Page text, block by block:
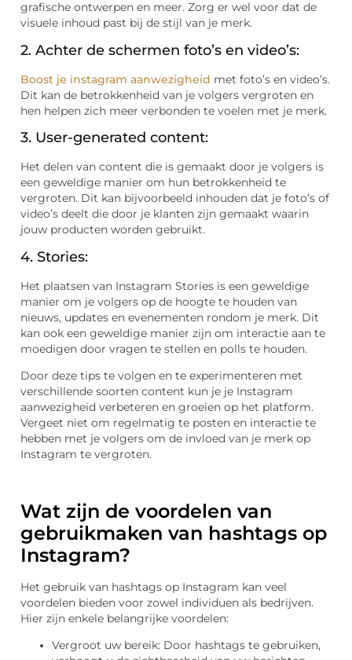
grafische ontwerpen en meer. Zorg er wel voor dat de
visuele inhoud past bij de stijl van je merk.
2. Achter de schermen foto’s en video’s:
Boost je instagram aanwezigheid met foto’s en video’s.
Dit kan de betrokkenheid van je volgers vergroten en
hen helpen zich meer verbonden te voelen met je merk.
3. User-generated content:
Het delen van content die is gemaakt door je volgers is
een geweldige manier om hun betrokkenheid te
vergroten. Dit kan bijvoorbeeld inhouden dat je foto’s of
video’s deelt die door je klanten zijn gemaakt waarin
jouw producten worden gebruikt.
4. Stories:
Het plaatsen van Instagram Stories is een geweldige
manier om je volgers op de hoogte te houden van
nieuws, updates en evenementen rondom je merk. Dit
kan ook een geweldige manier zijn om interactie aan te
moedigen door vragen te stellen en polls te houden.
Door deze tips te volgen en te experimenteren met
verschillende soorten content kun je je Instagram
aanwezigheid verbeteren en groeien op het platform.
Vergeet niet om regelmatig te posten en interactie te
hebben met je volgers om de invloed van je merk op
Instagram te vergroten.
Wat zijn de voordelen van
gebruikmaken van hashtags op
Instagram?
Het gebruik van hashtags op Instagram kan veel
voordelen bieden voor zowel individuen als bedrijven.
Hier zijn enkele belangrijke voordelen:
Vergroot uw bereik: Door hashtags te gebruiken,